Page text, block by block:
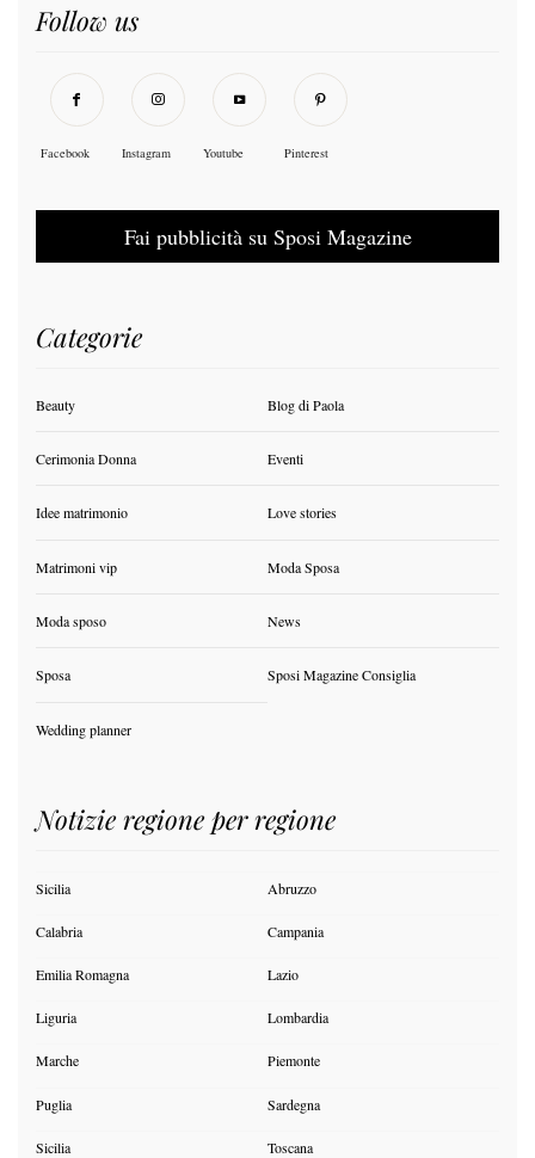
Follow us
Facebook Instagram Youtube Pinterest
Fai pubblicità su Sposi Magazine
Categorie
Beauty Blog di Paola
Cerimonia Donna Eventi
Idee matrimonio Love stories
Matrimoni vip Moda Sposa
Moda sposo News
Sposa Sposi Magazine Consiglia
Wedding planner
Notizie regione per regione
Sicilia Abruzzo
Calabria Campania
Emilia Romagna Lazio
Liguria Lombardia
Marche Piemonte
Puglia Sardegna
Sicilia Toscana